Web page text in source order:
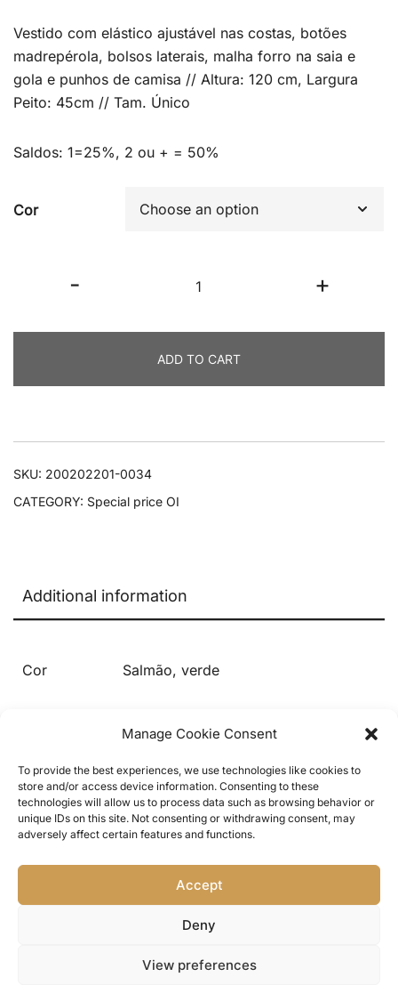
Manage Cookie Consent
To provide the best experiences, we use technologies like cookies to
store and/or access device information. Consenting to these
technologies will allow us to process data such as browsing behavior or
unique IDs on this site. Not consenting or withdrawing consent, may
adversely affect certain features and functions.
Accept
Deny
View preferences
price
was:
50.50€.
price
is:
30.30€.
Vestido com elástico ajustável nas costas, botões
madrepérola, bolsos laterais, malha forro na saia e
gola e punhos de camisa // Altura: 120 cm, Largura
Peito: 45cm // Tam. Único
Saldos: 1=25%, 2 ou + = 50%
Cor
-
Moses
+
ADD TO CART
SKU: 200202201-0034
CATEGORY: Special price OI
Additional information
Cor Salmão, verde
Política de Privacidade
de Reclamações/